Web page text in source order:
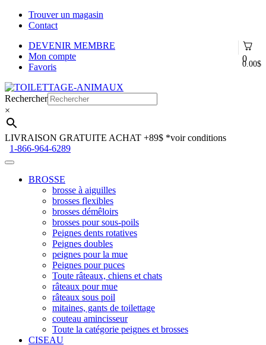
Trouver un magasin
Contact
0
0.00$
DEVENIR MEMBRE
Mon compte
Favoris
Aller
à
la
navigation
Aller
au
contenu
Rechercher
×
LIVRAISON GRATUITE ACHAT +89$ *voir conditions
1-866-964-6289
BROSSE
brosse à aiguilles
brosses flexibles
brosses démêloirs
brosses pour sous-poils
Peignes dents rotatives
Peignes doubles
peignes pour la mue
Peignes pour puces
Toute râteaux, chiens et chats
râteaux pour mue
râteaux sous poil
mitaines, gants de toilettage
couteau amincisseur
Toute la catégorie peignes et brosses
CISEAU